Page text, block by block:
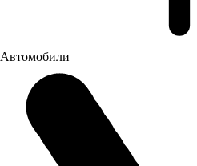
Автомобили
В Автоцентре ГАЗ «Луидор»
продаж «ГАЗели Next».
Один из первых серийных
сошедших с конвейера
Нижегородскому губернскому
12.04.2013
Новости